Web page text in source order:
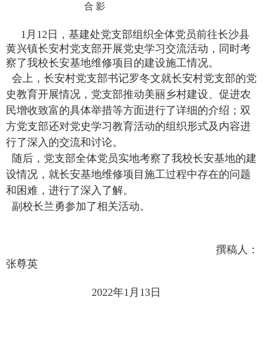
合 影
1月12日，基建处党支部组织全体党员前往长沙县
黄兴镇长安村党支部开展党史学习交流活动，同时考
察了我校长安基地维修项目的建设施工情况。
会上，长安村党支部书记罗冬文就长安村党支部的党
史教育开展情况，党支部推动美丽乡村建设、促进农
民增收致富的具体举措等方面进行了详细的介绍；双
方党支部还对党史学习教育活动的组织形式及内容进
行了深入的交流和讨论。
随后，党支部全体党员实地考察了我校长安基地的建
设情况，就长安基地维修项目施工过程中存在的问题
和困难，进行了深入了解。
副校长兰勇参加了相关活动。
撰稿人：
张尊英
2022年1月13日